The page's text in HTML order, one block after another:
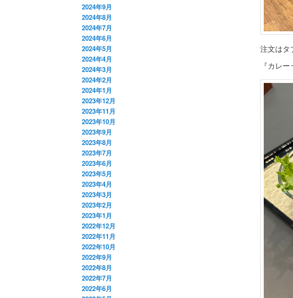
注文はタ
『カレ
2024年9月
2024年8月
2024年7月
2024年6月
2024年5月
2024年4月
2024年3月
2024年2月
2024年1月
2023年12月
2023年11月
2023年10月
2023年9月
2023年8月
2023年7月
2023年6月
2023年5月
2023年4月
2023年3月
2023年2月
2023年1月
2022年12月
2022年11月
2022年10月
2022年9月
2022年8月
2022年7月
2022年6月